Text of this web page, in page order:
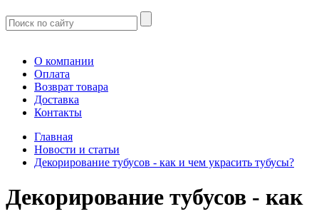
О компании
Оплата
Возврат товара
Доставка
Контакты
Главная
Новости и статьи
Декорирование тубусов - как и чем украсить тубусы?
Декорирование тубусов - как